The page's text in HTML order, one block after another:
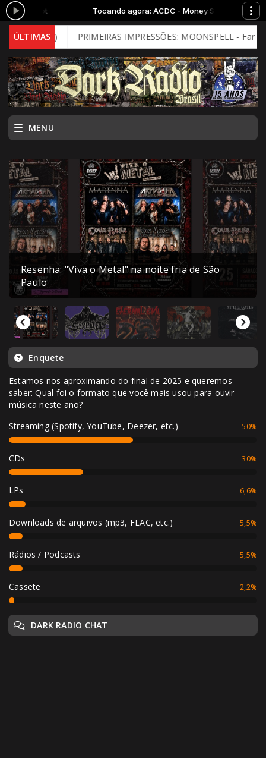
Shot Tocando agora: ACDC - Money Shot
ÚLTIMAS
Mind) PRIMEIRAS IMPRESSÕES: MOONSPELL - Far From
MENU
Resenha: "Viva o Metal" na noite fria de São
Paulo
Enquete
Estamos nos aproximando do final de 2025 e queremos
saber: Qual foi o formato que você mais usou para ouvir
música neste ano?
Streaming (Spotify, YouTube, Deezer, etc.)
50%
CDs 30%
LPs 6,6%
Downloads de arquivos (mp3, FLAC, etc.) 5,5%
Rádios / Podcasts 5,5%
Cassete 2,2%
DARK RADIO CHAT